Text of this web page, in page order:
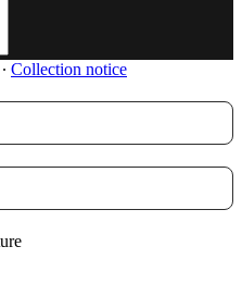
∙ Collection notice